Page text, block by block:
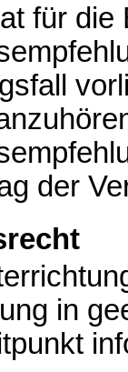
für die
der
in